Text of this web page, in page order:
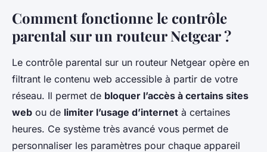
Comment fonctionne le contrôle
parental sur un routeur Netgear ?
Le contrôle parental sur un routeur Netgear opère en
filtrant le contenu web accessible à partir de votre
réseau. Il permet de bloquer l’accès à certains sites
web ou de limiter l’usage d’internet à certaines
heures. Ce système très avancé vous permet de
personnaliser les paramètres pour chaque appareil